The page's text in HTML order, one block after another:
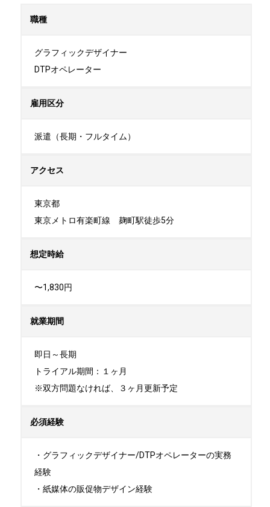
職種
グラフィックデザイナー
DTPオペレーター
雇用区分
派遣（長期・フルタイム）
アクセス
東京都
東京メトロ有楽町線　麹町駅徒歩5分
想定時給
〜1,830円
就業期間
即日～長期
トライアル期間：１ヶ月
※双方問題なければ、３ヶ月更新予定
必須経験
・グラフィックデザイナー/DTPオペレーターの実務
経験
・紙媒体の販促物デザイン経験